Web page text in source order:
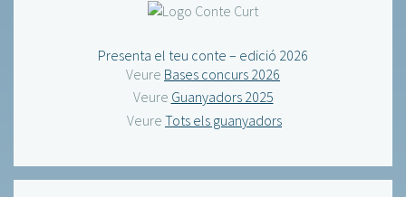
Presenta el teu conte – edició 2026
Veure Bases concurs 2026
Veure Guanyadors 2025
Veure Tots els guanyadors